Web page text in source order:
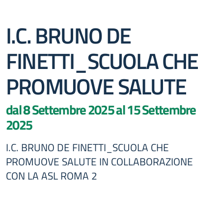
I.C. BRUNO DE
FINETTI_SCUOLA CHE
PROMUOVE SALUTE
dal 8 Settembre 2025 al 15 Settembre
2025
I.C. BRUNO DE FINETTI_SCUOLA CHE
PROMUOVE SALUTE IN COLLABORAZIONE
CON LA ASL ROMA 2